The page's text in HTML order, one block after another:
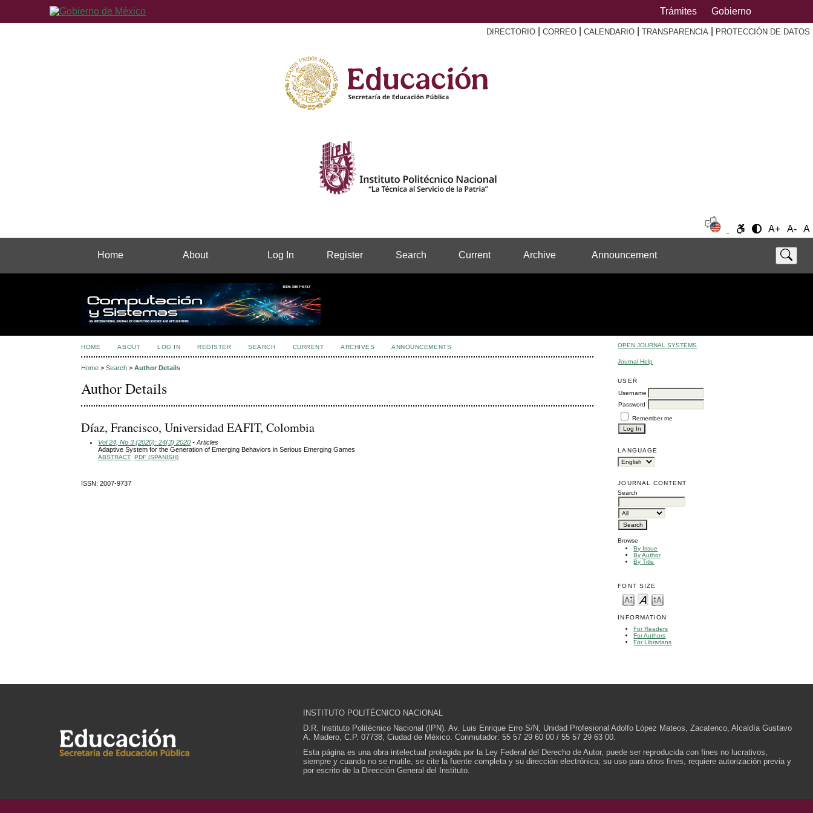
Trámites Gobierno
DIRECTORIO CORREO CALENDARIO TRANSPARENCIA PROTECCIÓN DE DATOS
A+ A- A
Home About Log In Register Search Current Archive Announcement
OPEN JOURNAL SYSTEMS
Journal Help
USER
Username
Password
Remember me
LANGUAGE
JOURNAL CONTENT
Search
Browse
By Issue
By Author
By Title
FONT SIZE
INFORMATION
For Readers
For Authors
For Librarians
HOME ABOUT LOG IN REGISTER SEARCH CURRENT ARCHIVES ANNOUNCEMENTS
Home >Search >Author Details
Author Details
Díaz, Francisco, Universidad EAFIT, Colombia
Vol 24, No 3 (2020): 24(3) 2020 - Articles
Adaptive System for the Generation of Emerging Behaviors in Serious Emerging Games
ABSTRACT PDF (SPANISH)
ISSN: 2007-9737
INSTITUTO POLITÉCNICO NACIONAL
D.R. Instituto Politécnico Nacional (IPN). Av. Luis Enrique Erro S/N, Unidad Profesional Adolfo López Mateos, Zacatenco, Alcaldía Gustavo
A. Madero, C.P. 07738, Ciudad de México. Conmutador: 55 57 29 60 00 / 55 57 29 63 00.
Esta página es una obra intelectual protegida por la Ley Federal del Derecho de Autor, puede ser reproducida con fines no lucrativos,
siempre y cuando no se mutile, se cite la fuente completa y su dirección electrónica; su uso para otros fines, requiere autorización previa y
por escrito de la Dirección General del Instituto.